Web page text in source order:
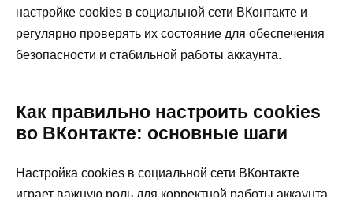
настройке cookies в социальной сети ВКонтакте и
регулярно проверять их состояние для обеспечения
безопасности и стабильной работы аккаунта.
Как правильно настроить cookies
во ВКонтакте: основные шаги
Настройка cookies в социальной сети ВКонтакте
играет важную роль для корректной работы аккаунта